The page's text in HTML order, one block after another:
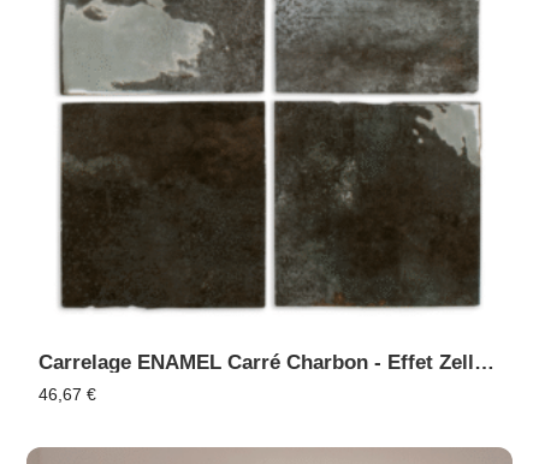
Carrelage ENAMEL Carré Charbon - Effet Zellige, Faïence Murale
46,67€